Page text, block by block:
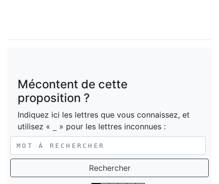
Mécontent de cette
proposition ?
Indiquez ici les lettres que vous connaissez, et
utilisez «
» pour les lettres inconnues :
Rechercher